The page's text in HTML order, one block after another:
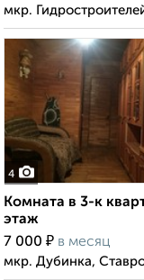
мкр.
4
Комната в 3-к
этаж
7 000 ₽ в месяц
мкр. Дубинка,